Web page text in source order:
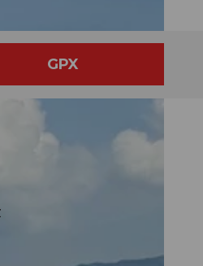
GPX